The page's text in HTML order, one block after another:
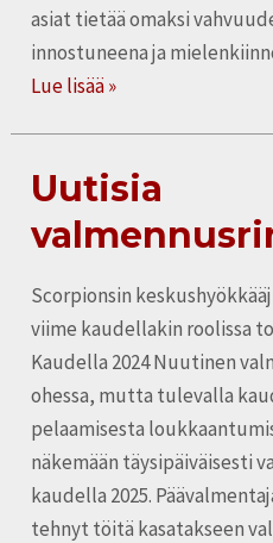
asiat tietää omaksi
innostuneena ja
Lue lisää »
Uutisia
Scorpionsin
viime kaudellakin roolissa
Kaudella 2024 Nuutinen
ohessa, mutta tulevalla
pelaamisesta
näkemään täysipäiväisesti
kaudella 2025.
tehnyt töitä kasatakseen
Uutisia